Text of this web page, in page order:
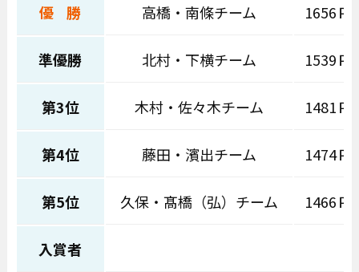
優 勝 高橋・南條チーム 1656Ｐ
準優勝 北村・下横チーム 1539Ｐ
第3位 木村・佐々木チーム 1481Ｐ
第4位 藤田・濱出チーム 1474Ｐ
第5位 久保・髙橋（弘）チーム 1466Ｐ
入賞者